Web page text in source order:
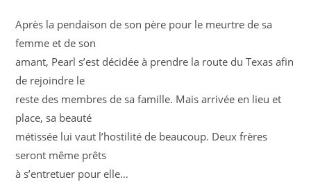
Après la pendaison de son père pour le meurtre de sa
femme et de son
amant, Pearl s’est décidée à prendre la route du Texas afin
de rejoindre le
reste des membres de sa famille. Mais arrivée en lieu et
place, sa beauté
métissée lui vaut l’hostilité de beaucoup. Deux frères
seront même prêts
à s’entretuer pour elle…